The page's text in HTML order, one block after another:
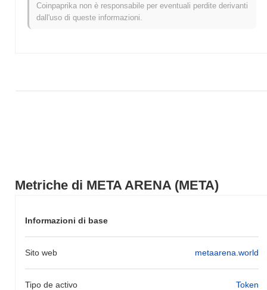
Metriche di META ARENA (META)
Informazioni di base
Sito web metaarena.world
Tipo de activo Token
Negli ultimi 7 giorni, META ARENA ha guadagnato
sottoperformando il mercato crypto complessivo che ha registrato
Coinpaprika non è responsabile per eventuali perdite derivanti
dall'uso di queste informazioni.